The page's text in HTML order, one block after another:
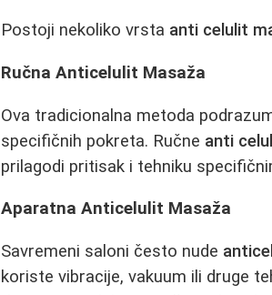
Postoji nekoliko vrsta anti celulit
Ručna Anticelulit Masaža
Ova tradicionalna metoda
specifičnih pokreta. Ručne anti
prilagodi pritisak i tehniku
Aparatna Anticelulit Masaža
Savremeni saloni često nude
koriste vibracije, vakuum ili druge